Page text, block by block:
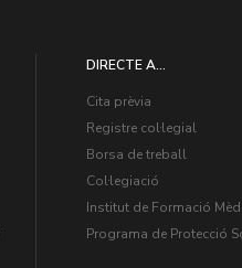
DIRECTE A...
Cita prèvia
Registre col·legial
Borsa de treball
Col·legiació
Institut de Formació
Programa de Protecció